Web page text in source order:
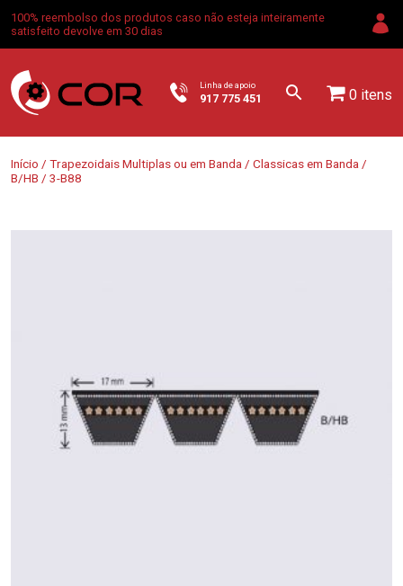
100% reembolso dos produtos caso não esteja inteiramente
satisfeito devolve em 30 dias
Linha de apoio
917 775 451 0 itens
Início / Trapezoidais Multiplas ou em Banda / Classicas em Banda /
B/HB / 3-B88